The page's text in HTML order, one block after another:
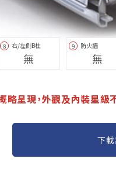
8 右/左側B柱
無
9 防火牆
無
略呈現，外觀及內裝星級
下